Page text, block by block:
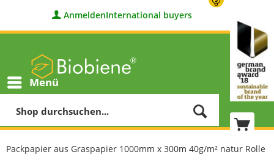
AnmeldenInternational buyers
Menü
Packpapier aus Graspapier 1000mm x 300m 40g/m² natur Rolle